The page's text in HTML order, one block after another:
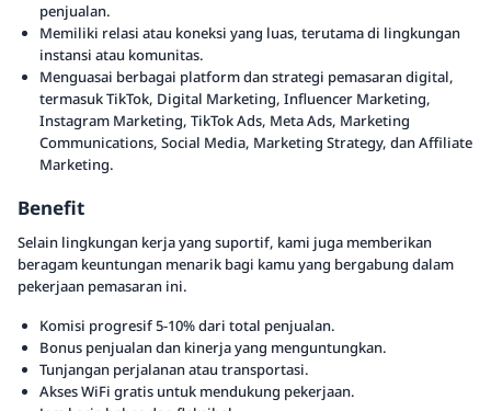
penjualan.
Memiliki relasi atau koneksi yang luas, terutama di lingkungan
instansi atau komunitas.
Menguasai berbagai platform dan strategi pemasaran digital,
termasuk TikTok, Digital Marketing, Influencer Marketing,
Instagram Marketing, TikTok Ads, Meta Ads, Marketing
Communications, Social Media, Marketing Strategy, dan Affiliate
Marketing.
Benefit
Selain lingkungan kerja yang suportif, kami juga memberikan
beragam keuntungan menarik bagi kamu yang bergabung dalam
pekerjaan pemasaran ini.
Komisi progresif 5-10% dari total penjualan.
Bonus penjualan dan kinerja yang menguntungkan.
Tunjangan perjalanan atau transportasi.
Akses WiFi gratis untuk mendukung pekerjaan.